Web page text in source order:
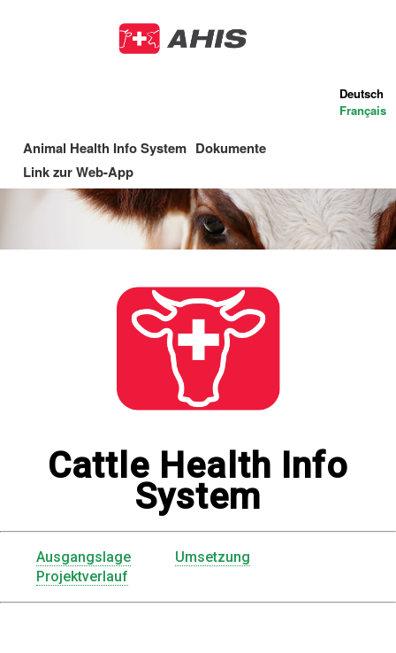
zum
Deutsch
Français
Main
navigation
Animal Health Info System Dokumente
Link zur Web-App
Cattle Health Info
System
Menu
CHIS
Ausgangslage
Umsetzung
Projektverlauf